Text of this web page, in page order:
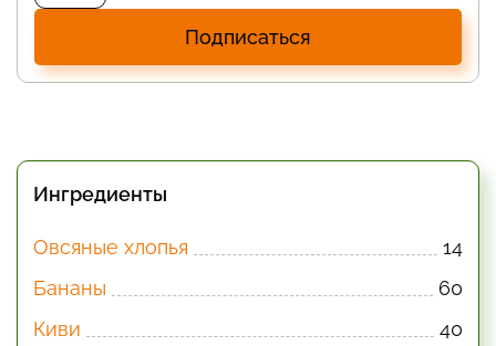
Подписаться
Ингредиенты
Овсяные хлопья
14
Бананы
60
Киви
40